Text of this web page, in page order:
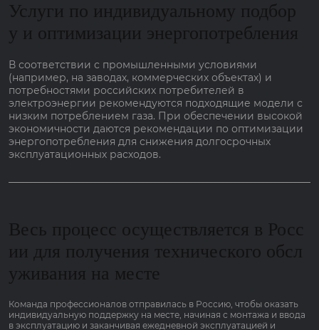
Услуги по индивидуальному подбор
у и оптимизации энергопотребления
В соответствии с промышленными условиями
(например, на заводах, коммерческих объектах) и
потребностями российских потребителей в
электроэнергии рекомендуются подходящие модели с
низким потреблением газа. При обеспечении высокой
экономичности даются рекомендации по оптимизации
энергопотребления для снижения долгосрочных
эксплуатационных расходов.
Весь процесс осуществляется в Росс
ии для получения технического обсл
уживания на месте
Команда профессионалов отправилась в Россию, чтобы оказать
индивидуальную поддержку на месте, начиная с монтажа и ввода
в эксплуатацию и заканчивая ежедневной эксплуатацией и